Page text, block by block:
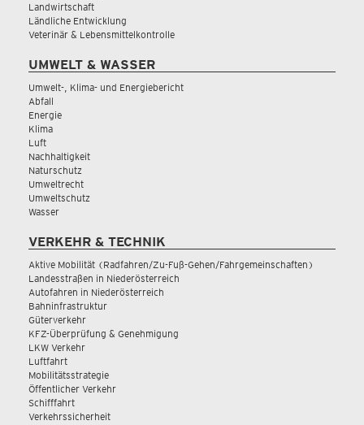
Landwirtschaft
Ländliche Entwicklung
Veterinär & Lebensmittelkontrolle
UMWELT & WASSER
Umwelt-, Klima- und Energiebericht
Abfall
Energie
Klima
Luft
Nachhaltigkeit
Naturschutz
Umweltrecht
Umweltschutz
Wasser
VERKEHR & TECHNIK
Aktive Mobilität (Radfahren/Zu-Fuß-Gehen/Fahrgemeinschaften)
Landesstraßen in Niederösterreich
Autofahren in Niederösterreich
Bahninfrastruktur
Güterverkehr
KFZ-Überprüfung & Genehmigung
LKW Verkehr
Luftfahrt
Mobilitätsstrategie
Öffentlicher Verkehr
Schifffahrt
Verkehrssicherheit